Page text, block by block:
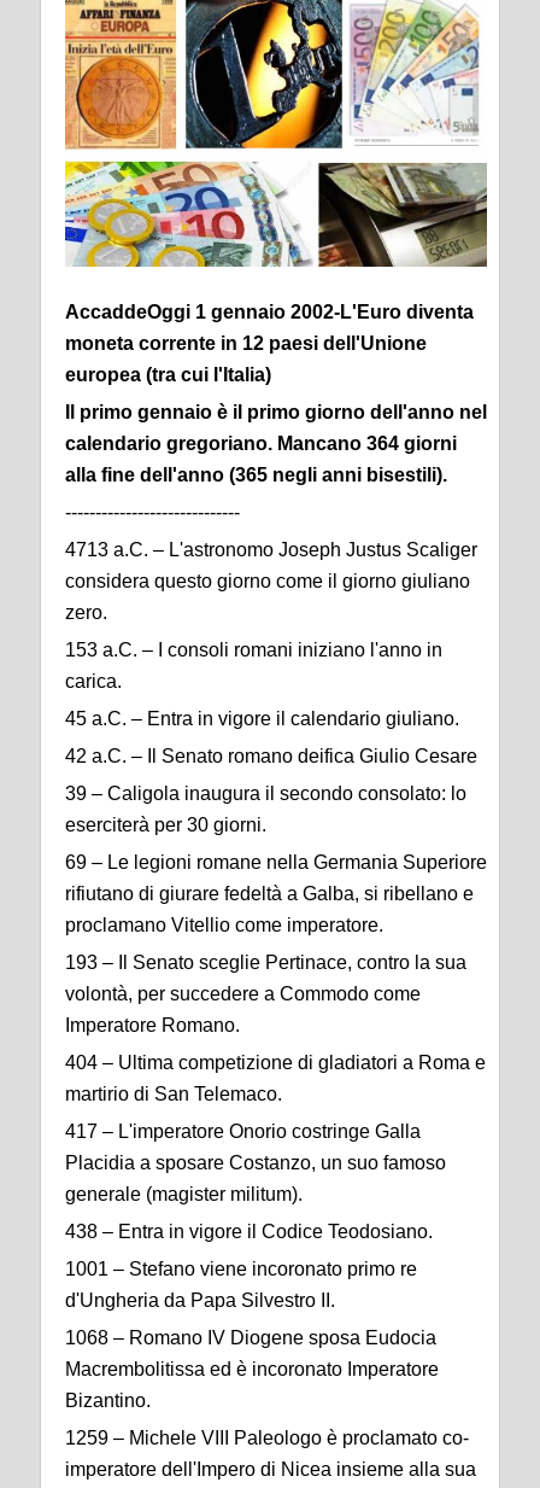
AccaddeOggi 1 gennaio 2002-L'Euro diventa
moneta corrente in 12 paesi dell'Unione
europea (tra cui l'Italia)
Il primo gennaio è il primo giorno dell'anno nel
calendario gregoriano. Mancano 364 giorni
alla fine dell'anno (365 negli anni bisestili).
-----------------------------
4713 a.C. – L'astronomo Joseph Justus Scaliger
considera questo giorno come il giorno giuliano
zero.
153 a.C. – I consoli romani iniziano l'anno in
carica.
45 a.C. – Entra in vigore il calendario giuliano.
42 a.C. – Il Senato romano deifica Giulio Cesare
39 – Caligola inaugura il secondo consolato: lo
eserciterà per 30 giorni.
69 – Le legioni romane nella Germania Superiore
rifiutano di giurare fedeltà a Galba, si ribellano e
proclamano Vitellio come imperatore.
193 – Il Senato sceglie Pertinace, contro la sua
volontà, per succedere a Commodo come
Imperatore Romano.
404 – Ultima competizione di gladiatori a Roma e
martirio di San Telemaco.
417 – L'imperatore Onorio costringe Galla
Placidia a sposare Costanzo, un suo famoso
generale (magister militum).
438 – Entra in vigore il Codice Teodosiano.
1001 – Stefano viene incoronato primo re
d'Ungheria da Papa Silvestro II.
1068 – Romano IV Diogene sposa Eudocia
Macrembolitissa ed è incoronato Imperatore
Bizantino.
1259 – Michele VIII Paleologo è proclamato co-
imperatore dell'Impero di Nicea insieme alla sua